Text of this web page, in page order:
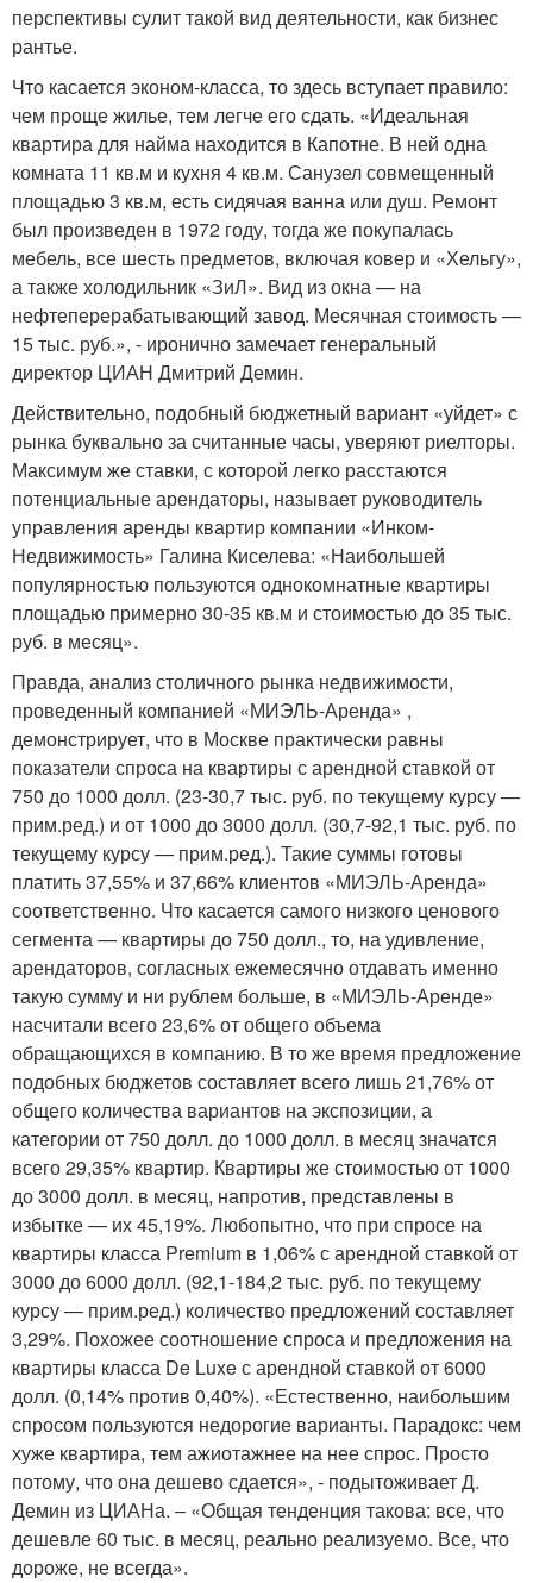
перспективы сулит такой вид деятельности, как бизнес
рантье.
Что касается эконом-класса, то здесь вступает правило:
чем проще жилье, тем легче его сдать. «Идеальная
квартира для найма находится в Капотне. В ней одна
комната 11 кв.м и кухня 4 кв.м. Санузел совмещенный
площадью 3 кв.м, есть сидячая ванна или душ. Ремонт
был произведен в 1972 году, тогда же покупалась
мебель, все шесть предметов, включая ковер и «Хельгу»,
а также холодильник «ЗиЛ». Вид из окна — на
нефтеперерабатывающий завод. Месячная стоимость —
15 тыс. руб.», - иронично замечает генеральный
директор ЦИАН Дмитрий Демин.
Действительно, подобный бюджетный вариант «уйдет» с
рынка буквально за считанные часы, уверяют риелторы.
Максимум же ставки, с которой легко расстаются
потенциальные арендаторы, называет руководитель
управления аренды квартир компании «Инком-
Недвижимость» Галина Киселева: «Наибольшей
популярностью пользуются однокомнатные квартиры
площадью примерно 30-35 кв.м и стоимостью до 35 тыс.
руб. в месяц».
Правда, анализ столичного рынка недвижимости,
проведенный компанией «МИЭЛЬ-Аренда» ,
демонстрирует, что в Москве практически равны
показатели спроса на квартиры с арендной ставкой от
750 до 1000 долл. (23-30,7 тыс. руб. по текущему курсу —
прим.ред.) и от 1000 до 3000 долл. (30,7-92,1 тыс. руб. по
текущему курсу — прим.ред.). Такие суммы готовы
платить 37,55% и 37,66% клиентов «МИЭЛЬ-Аренда»
соответственно. Что касается самого низкого ценового
сегмента — квартиры до 750 долл., то, на удивление,
арендаторов, согласных ежемесячно отдавать именно
такую сумму и ни рублем больше, в «МИЭЛЬ-Аренде»
насчитали всего 23,6% от общего объема
обращающихся в компанию. В то же время предложение
подобных бюджетов составляет всего лишь 21,76% от
общего количества вариантов на экспозиции, а
категории от 750 долл. до 1000 долл. в месяц значатся
всего 29,35% квартир. Квартиры же стоимостью от 1000
до 3000 долл. в месяц, напротив, представлены в
избытке — их 45,19%. Любопытно, что при спросе на
квартиры класса Premium в 1,06% с арендной ставкой от
3000 до 6000 долл. (92,1-184,2 тыс. руб. по текущему
курсу — прим.ред.) количество предложений составляет
3,29%. Похожее соотношение спроса и предложения на
квартиры класса De Luxe с арендной ставкой от 6000
долл. (0,14% против 0,40%). «Естественно, наибольшим
спросом пользуются недорогие варианты. Парадокс: чем
хуже квартира, тем ажиотажнее на нее спрос. Просто
потому, что она дешево сдается», - подытоживает Д.
Демин из ЦИАНа. – «Общая тенденция такова: все, что
дешевле 60 тыс. в месяц, реально реализуемо. Все, что
дороже, не всегда».